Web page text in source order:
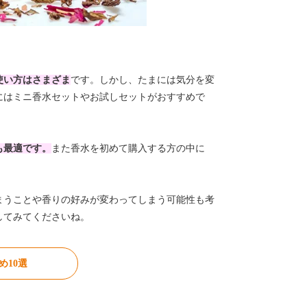
方はさまざま です。しかし、たまには気分を変
ミニ香水セットやお試しセットがおすすめで
適です。 また香水を初めて購入する方の中に
ことや香りの好みが変わってしまう可能性も考
みてくださいね。
10選